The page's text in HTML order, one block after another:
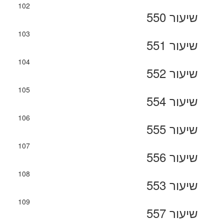
102
שיעור 550
103
שיעור 551
104
שיעור 552
105
שיעור 554
106
שיעור 555
107
שיעור 556
108
שיעור 553
109
שיעור 557